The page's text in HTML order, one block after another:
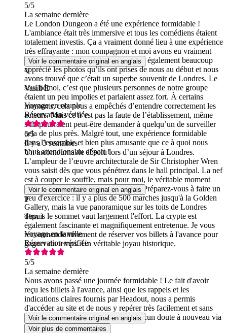
5/5
La semaine dernière
Le London Dungeon a été une expérience formidable !
L'ambiance était très immersive et tous les comédiens étaient
totalement investis. Ça a vraiment donné lieu à une expérience
très effrayante : mon compagnon et moi avons eu vraiment
peur à plusieurs reprises ! Nous avons également beaucoup
apprécié les photos qu’ils ont prises de nous au début et nous
avons trouvé que c’était un superbe souvenir de Londres. Le
seul bémol, c’est que plusieurs personnes de notre groupe
étaient un peu impolies et parlaient assez fort. À certains
moments, cela nous a empêchés d’entendre correctement les
acteurs. Mais ce n’est pas la faute de l’établissement, même
s’ils pourraient peut-être demander à quelqu’un de surveiller
cela de plus près. Malgré tout, une expérience formidable
dans l’ensemble et bien plus amusante que ce à quoi nous
nous attendions au départ !
Voir le commentaire original en anglais
V
Vasili E
Voyage en couple
Réservation vérifiée
5/5
Il y a 3 semaines
Un incontournable absolu lors d’un séjour à Londres.
L’ampleur de l’œuvre architecturale de Sir Christopher Wren
vous saisit dès que vous pénétrez dans le hall principal. La nef
est à couper le souffle, mais pour moi, le véritable moment
fort a été l’ascension jusqu’au dôme. Préparez-vous à faire un
peu d'exercice : il y a plus de 500 marches jusqu'à la Golden
Gallery, mais la vue panoramique sur les toits de Londres
depuis le sommet vaut largement l'effort. La crypte est
également fascinante et magnifiquement entretenue. Je vous
recommande vivement de réserver vos billets à l'avance pour
gagner du temps. Un véritable joyau historique.
Voir le commentaire original en anglais
T
Tina J
Voyage en famille
Réservation vérifiée
5/5
La semaine dernière
Nous avons passé une journée formidable ! Le fait d'avoir
reçu les billets à l'avance, ainsi que les rappels et les
indications claires fournis par Headout, nous a permis
d'accéder au site et de nous y repérer très facilement et sans
encombre ! Nous réserverons sans aucun doute à nouveau via
cette plateforme !
Voir le commentaire original en anglais
Voir plus de commentaires